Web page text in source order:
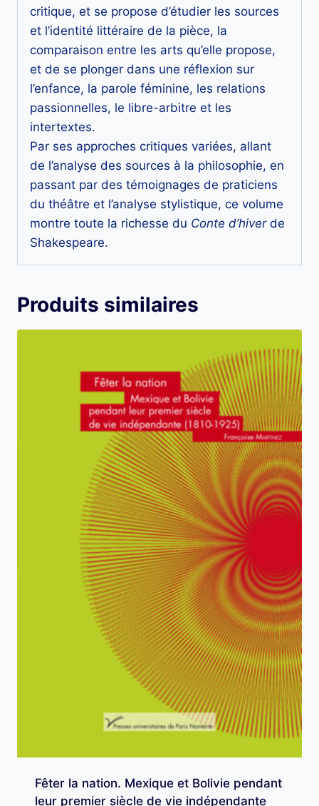
critique, et se propose d’étudier les sources
et l’identité littéraire de la pièce, la
comparaison entre les arts qu’elle propose,
et de se plonger dans une réflexion sur
l’enfance, la parole féminine, les relations
passionnelles, le libre-arbitre et les
intertextes.
Par ses approches critiques variées, allant
de l’analyse des sources à la philosophie, en
passant par des témoignages de praticiens
du théâtre et l’analyse stylistique, ce volume
montre toute la richesse du Conte d’hiverde
Shakespeare.
Produits similaires
Fêter la nation. Mexique et Bolivie pendant
leur premier siècle de vie indépendante